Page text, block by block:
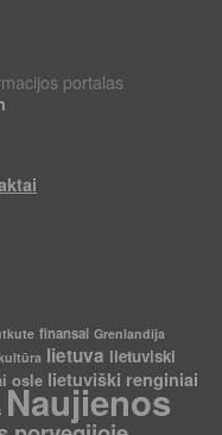
portalas
finansai Grenlandija
lietuva lietuviski
osle lietuviški renginiai
Naujienos